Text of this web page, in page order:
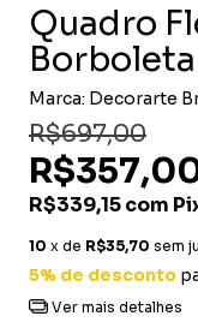
Quadro
Borboleta
Marca: Decorarte
R$697,00
R$339,15com
10 x de R$35,70 sem
5% de desconto
Ver mais detalhes